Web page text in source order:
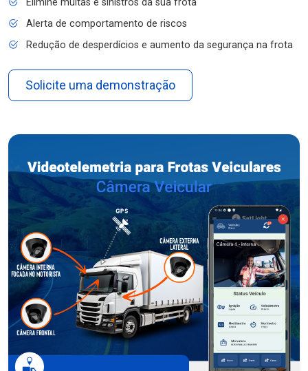
Elimine multas e sinistros da sua frota
Alerta de comportamento de riscos
Redução de desperdícios e aumento da segurança na frota
Solicite uma demonstração